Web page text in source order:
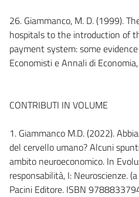
26. Giammanco, M. D. (1999).
hospitals to the introduction of
payment system: some
Economisti e Annali di
CONTRIBUTI IN VOLUME
1. Giammanco M.D. (2022).
del cervello umano? Alcuni
ambito neuroeconomico. In
responsabilità, I: Neuroscienze.
Pacini Editore. ISBN